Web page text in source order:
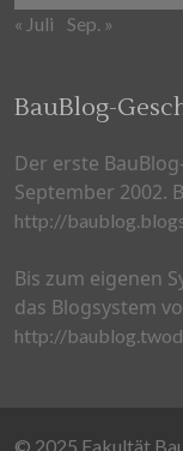
« Juli Sep. »
BauBlog-
Der erste
September 2002.
http://
Bis zum eigenen
das Blogsystem
http://
© 2025 Fakultät